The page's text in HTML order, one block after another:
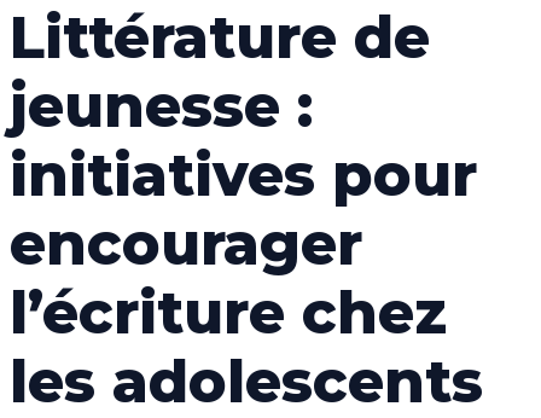
Littérature de
jeunesse :
initiatives pour
encourager
l’écriture chez
les adolescents